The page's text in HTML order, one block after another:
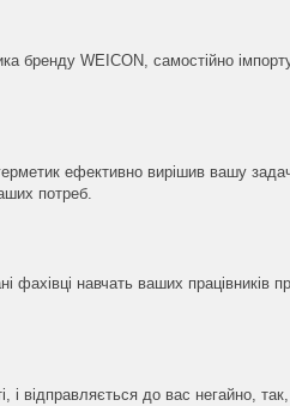
бренду WEICON, самостійно
ефективно вирішив вашу
потреб.
фахівці навчать ваших працівників
і відправляється до вас негайно,